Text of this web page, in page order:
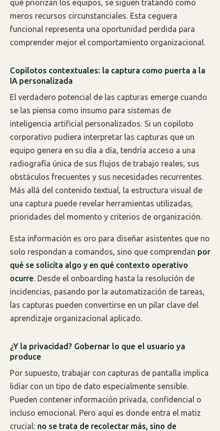
qué priorizan los equipos, se siguen tratando como
meros recursos circunstanciales. Esta ceguera
funcional representa una oportunidad perdida para
comprender mejor el comportamiento organizacional.
Copilotos contextuales: la captura como puerta a la
IA personalizada
El verdadero potencial de las capturas emerge cuando
se las piensa como insumo para sistemas de
inteligencia artificial personalizados. Si un copiloto
corporativo pudiera interpretar las capturas que un
equipo genera en su día a día, tendría acceso a una
radiografía única de sus flujos de trabajo reales, sus
obstáculos frecuentes y sus necesidades recurrentes.
Más allá del contenido textual, la estructura visual de
una captura puede revelar herramientas utilizadas,
prioridades del momento y criterios de organización.
Esta información es oro para diseñar asistentes que no
solo respondan a comandos, sino que comprendan por
qué se solicita algo y en qué contexto operativo
ocurre. Desde el onboarding hasta la resolución de
incidencias, pasando por la automatización de tareas,
las capturas pueden convertirse en un pilar clave del
aprendizaje organizacional aplicado.
¿Y la privacidad? Gobernar lo que el usuario ya
produce
Por supuesto, trabajar con capturas de pantalla implica
lidiar con un tipo de dato especialmente sensible.
Pueden contener información privada, confidencial o
incluso emocional. Pero aquí es donde entra el matiz
crucial: no se trata de recolectar más, sino de